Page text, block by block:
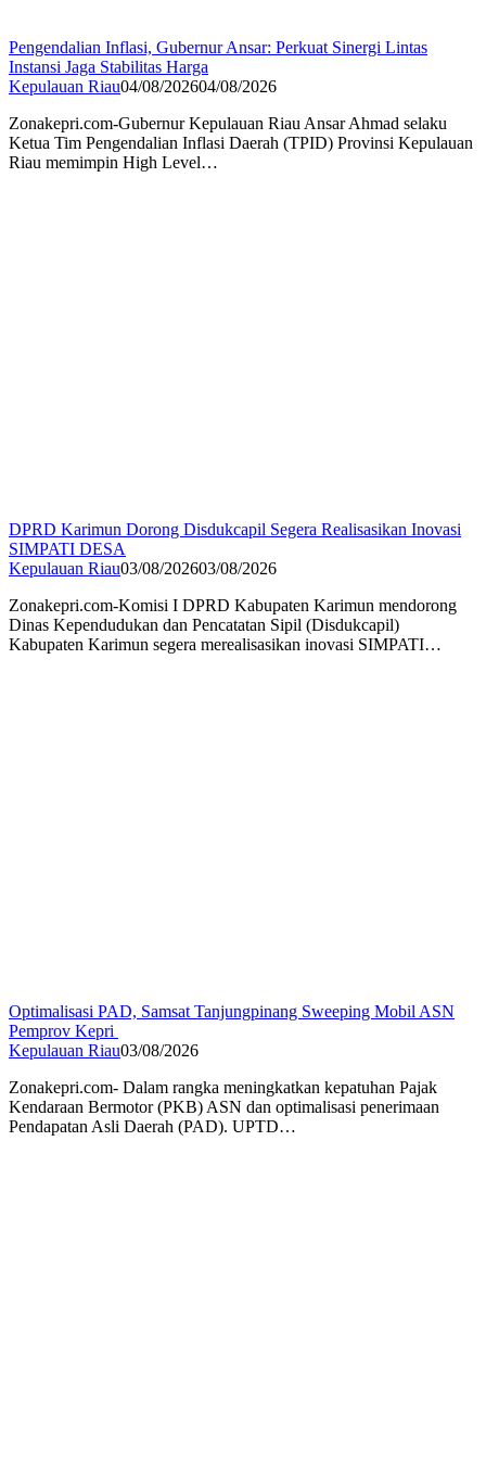
Pengendalian Inflasi, Gubernur Ansar: Perkuat Sinergi Lintas
Instansi Jaga Stabilitas Harga
Kepulauan Riau04/08/202604/08/2026
Zonakepri.com-Gubernur Kepulauan Riau Ansar Ahmad selaku
Ketua Tim Pengendalian Inflasi Daerah (TPID) Provinsi Kepulauan
Riau memimpin High Level…
DPRD Karimun Dorong Disdukcapil Segera Realisasikan Inovasi
SIMPATI DESA
Kepulauan Riau03/08/202603/08/2026
Zonakepri.com-Komisi I DPRD Kabupaten Karimun mendorong
Dinas Kependudukan dan Pencatatan Sipil (Disdukcapil)
Kabupaten Karimun segera merealisasikan inovasi SIMPATI…
Optimalisasi PAD, Samsat Tanjungpinang Sweeping Mobil ASN
Pemprov Kepri
Kepulauan Riau03/08/2026
Zonakepri.com- Dalam rangka meningkatkan kepatuhan Pajak
Kendaraan Bermotor (PKB) ASN dan optimalisasi penerimaan
Pendapatan Asli Daerah (PAD). UPTD…